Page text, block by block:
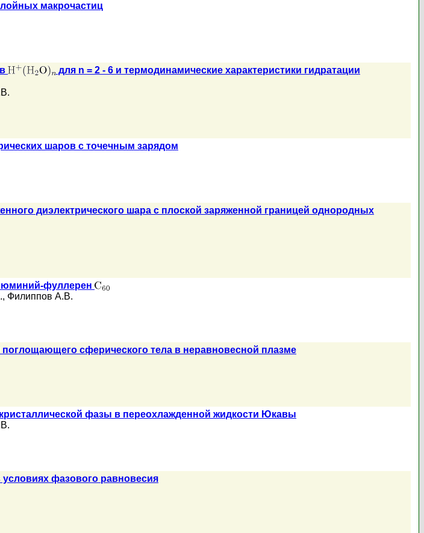
макрочастиц
для n = 2 - 6 и термодинамические характеристики гидратации
шаров с точечным зарядом
диэлектрического шара с плоской заряженной границей однородных
фуллерен
, Филиппов А.В.
сферического тела в неравновесной плазме
фазы в переохлажденной жидкости Юкавы
фазового равновесия